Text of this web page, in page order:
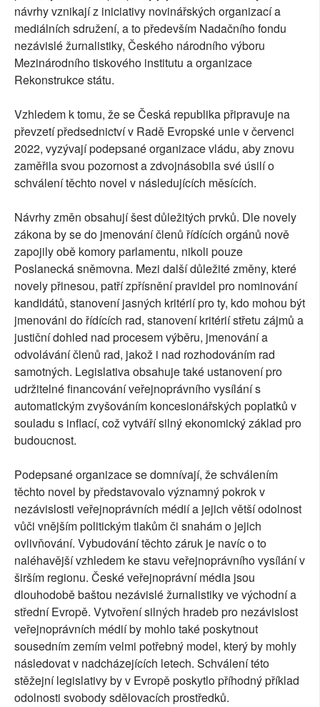
návrhy vznikají z iniciativy novinářských organizací a
mediálních sdružení, a to především Nadačního fondu
nezávislé žurnalistiky, Českého národního výboru
Mezinárodního tiskového institutu a organizace
Rekonstrukce státu.
Vzhledem k tomu, že se Česká republika připravuje na
převzetí předsednictví v Radě Evropské unie v červenci
2022, vyzývají podepsané organizace vládu, aby znovu
zaměřila svou pozornost a zdvojnásobila své úsilí o
schválení těchto novel v následujících měsících.
Návrhy změn obsahují šest důležitých prvků. Dle novely
zákona by se do jmenování členů řídících orgánů nově
zapojily obě komory parlamentu, nikoli pouze
Poslanecká sněmovna. Mezi další důležité změny, které
novely přinesou, patří zpřísnění pravidel pro nominování
kandidátů, stanovení jasných kritérií pro ty, kdo mohou být
jmenováni do řídících rad, stanovení kritérií střetu zájmů a
justiční dohled nad procesem výběru, jmenování a
odvolávání členů rad, jakož i nad rozhodováním rad
samotných. Legislativa obsahuje také ustanovení pro
udržitelné financování veřejnoprávního vysílání s
automatickým zvyšováním koncesionářských poplatků v
souladu s inflací, což vytváří silný ekonomický základ pro
budoucnost.
Podepsané organizace se domnívají, že schválením
těchto novel by představovalo významný pokrok v
nezávislosti veřejnoprávních médií a jejich větší odolnost
vůči vnějším politickým tlakům či snahám o jejich
ovlivňování. Vybudování těchto záruk je navíc o to
naléhavější vzhledem ke stavu veřejnoprávního vysílání v
širším regionu. České veřejnoprávní média jsou
dlouhodobě baštou nezávislé žurnalistiky ve východní a
střední Evropě. Vytvoření silných hradeb pro nezávislost
veřejnoprávních médií by mohlo také poskytnout
sousedním zemím velmi potřebný model, který by mohly
následovat v nadcházejících letech. Schválení této
stěžejní legislativy by v Evropě poskytlo příhodný příklad
odolnosti svobody sdělovacích prostředků.